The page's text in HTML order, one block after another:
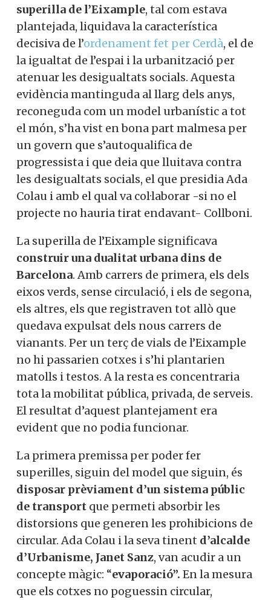
superilla de l’Eixample, tal com estava
plantejada, liquidava la característica
decisiva de l’ordenament fet per Cerdà, el de
la igualtat de l’espai i la urbanització per
atenuar les desigualtats socials. Aquesta
evidència mantinguda al llarg dels anys,
reconeguda com un model urbanístic a tot
el món, s’ha vist en bona part malmesa per
un govern que s’autoqualifica de
progressista i que deia que lluitava contra
les desigualtats socials, el que presidia Ada
Colau i amb el qual va col·laborar -si no el
projecte no hauria tirat endavant- Collboni.
La superilla de l’Eixample significava
construir una dualitat urbana dins de
Barcelona. Amb carrers de primera, els dels
eixos verds, sense circulació, i els de segona,
els altres, els que registraven tot allò que
quedava expulsat dels nous carrers de
vianants. Per un terç de vials de l’Eixample
no hi passarien cotxes i s’hi plantarien
matolls i testos. A la resta es concentraria
tota la mobilitat pública, privada, de serveis.
El resultat d’aquest plantejament era
evident que no podia funcionar.
La primera premissa per poder fer
superilles, siguin del model que siguin, és
disposar prèviament d’un sistema públic
de transport que permeti absorbir les
distorsions que generen les prohibicions de
circular. Ada Colau i la seva tinent d’alcalde
d’Urbanisme, Janet Sanz, van acudir a un
concepte màgic: “evaporació”. En la mesura
que els cotxes no poguessin circular,